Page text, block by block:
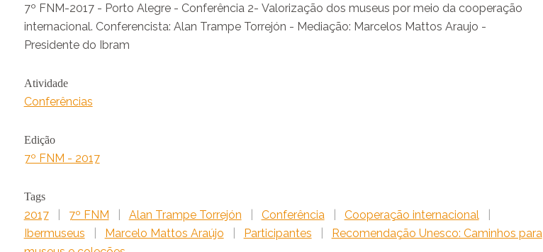
7º FNM-2017 - Porto Alegre - Conferência 2- Valorização dos museus por meio da cooperação
internacional. Conferencista: Alan Trampe Torrejón - Mediação: Marcelos Mattos Araujo -
Presidente do Ibram
Atividade
Conferências
Edição
7º FNM - 2017
Tags
2017 7º FNM Alan Trampe Torrejón Conferência Cooperação internacional
Ibermuseus
Marcelo Mattos Araújo Participantes
Recomendação Unesco: Caminhos para